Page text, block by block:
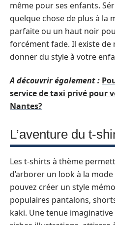
même pour ses enfants.
quelque chose de plus à la
parfaite ou un haut noir
forcément fade. Il existe de
donner du style à votre
A découvrir également :
service de taxi privé pour
Nantes?
L’aventure du t-
Les t-shirts à thème
d’arborer un look à la
pouvez créer un style
populaires pantalons,
kaki. Une tenue